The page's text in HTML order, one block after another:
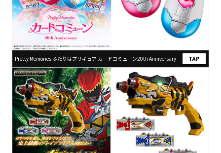
Pretty Memories ふたりはプリキュア カードコミューン20th Anniversary